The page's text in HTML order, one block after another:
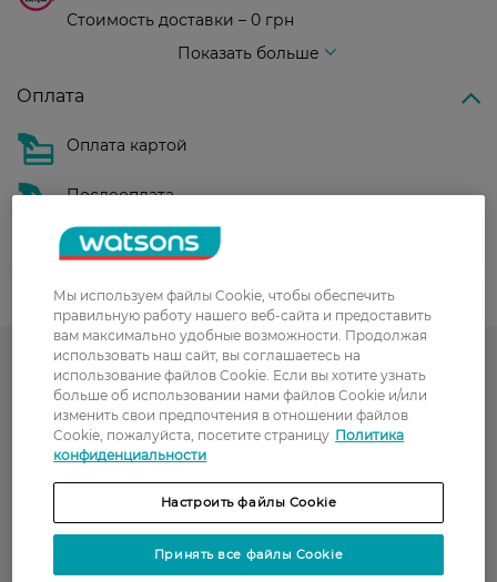
Стоимость доставки – 0 грн
Показать больше
Оплата
Оплата картой
Послеоплата
Показать больше
Код товара
-50% на обраний асортимент
Гарячий сезон у WATSONS
Колготки женские
Аксессуары и текстиль
до -50% на обраний асортимент товарів ТМ Women`s code,
Art G, Intuicia, Siela
Мы используем файлы Cookie, чтобы обеспечить
правильную работу нашего веб-сайта и предоставить
вам максимально удобные возможности. Продолжая
использовать наш сайт, вы соглашаетесь на
использование файлов Cookie. Если вы хотите узнать
больше об использовании нами файлов Cookie и/или
изменить свои предпочтения в отношении файлов
Cookie, пожалуйста, посетите страницу Политика
конфиденциальности
Настроить файлы Cookie
Принять все файлы Cookie